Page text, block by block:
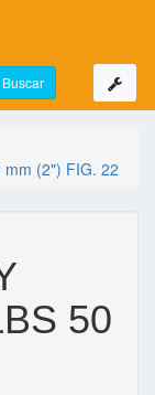
mm (2") FIG. 22
50